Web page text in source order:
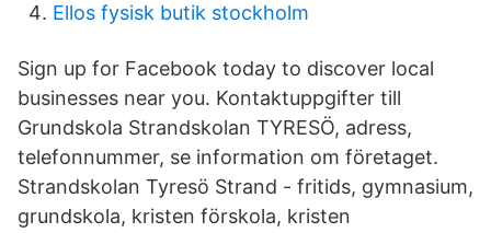
Ellos fysisk butik stockholm
Sign up for Facebook today to discover local
businesses near you. Kontaktuppgifter till
Grundskola Strandskolan TYRESÖ, adress,
telefonnummer, se information om företaget.
Strandskolan Tyresö Strand - fritids, gymnasium,
grundskola, kristen förskola, kristen